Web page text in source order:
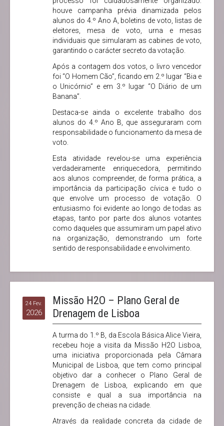
houve campanha prévia dinamizada pelos
alunos do 4.º Ano A, boletins de voto, listas de
eleitores, mesa de voto, urna e mesas
individuais que simularam as cabines de voto,
garantindo o carácter secreto da votação.
Após a contagem dos votos, o livro vencedor
foi “O Homem Cão”, ficando em 2.º lugar “Bia e
o Unicórnio” e em 3.º lugar “O Diário de um
Banana”.
Destaca-se ainda o excelente trabalho dos
alunos do 4.º Ano B, que asseguraram com
responsabilidade o funcionamento da mesa de
voto.
Esta atividade revelou-se uma experiência
verdadeiramente enriquecedora, permitindo
aos alunos compreender, de forma prática, a
importância da participação cívica e tudo o
que envolve um processo de votação. O
entusiasmo foi evidente ao longo de todas as
etapas, tanto por parte dos alunos votantes
como daqueles que assumiram um papel ativo
na organização, demonstrando um forte
sentido de responsabilidade e envolvimento.
24 Fev.
2026
Missão H2O – Plano Geral de
Drenagem de Lisboa
A turma do 1.º B, da Escola Básica Alice Vieira,
recebeu hoje a visita da Missão H2O Lisboa,
uma iniciativa proporcionada pela Câmara
Municipal de Lisboa, que tem como principal
objetivo dar a conhecer o Plano Geral de
Drenagem de Lisboa, explicando em que
consiste e qual a sua importância na
prevenção de cheias na cidade.
Através da realidade concreta da cidade de